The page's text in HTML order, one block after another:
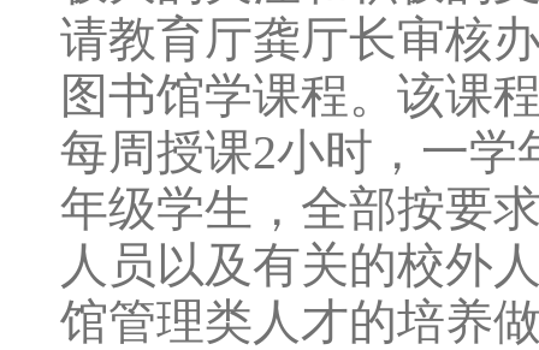
请教育厅龚厅长审核
图书馆学课程。该课
每周授课2小时，一
年级学生，全部按要
人员以及有关的校外
馆管理类人才的培养